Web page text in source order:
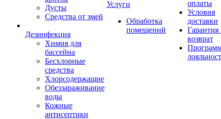
Дусты
Средства от змей
Дезинфекция
Химия для
бассейна
Бесхлорные
средства
Хлорсодержащие
Обеззараживание
воды
Кожные
антисептики
Услуги
Обработка
помещений
оплаты
Условия
доставки
Гарантия
возврат